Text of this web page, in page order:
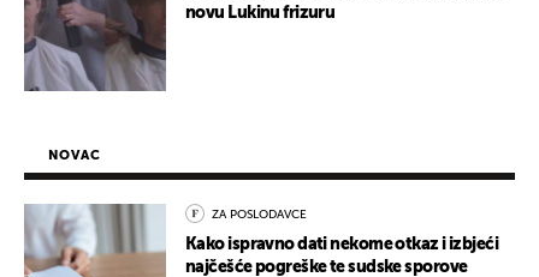
novu Lukinu frizuru
NOVAC
ZA POSLODAVCE
Kako ispravno dati nekome otkaz i izbjeći
najčešće pogreške te sudske sporove